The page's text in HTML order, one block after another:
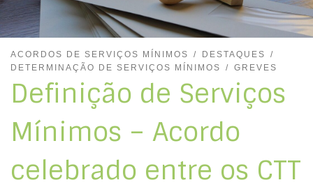
ACORDOS DE SERVIÇOS MÍNIMOS
DESTAQUES
DETERMINAÇÃO DE SERVIÇOS MÍNIMOS
GREVES
Definição de Serviços
Mínimos – Acordo
celebrado entre os CTT